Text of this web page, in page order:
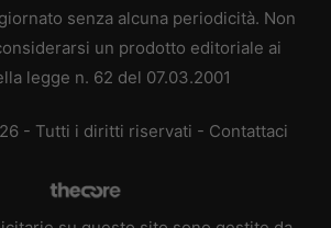
senza alcuna periodicità. Non
un prodotto editoriale ai
legge n. 62 del 07.03.2001
- Tutti i diritti riservati - Contattaci